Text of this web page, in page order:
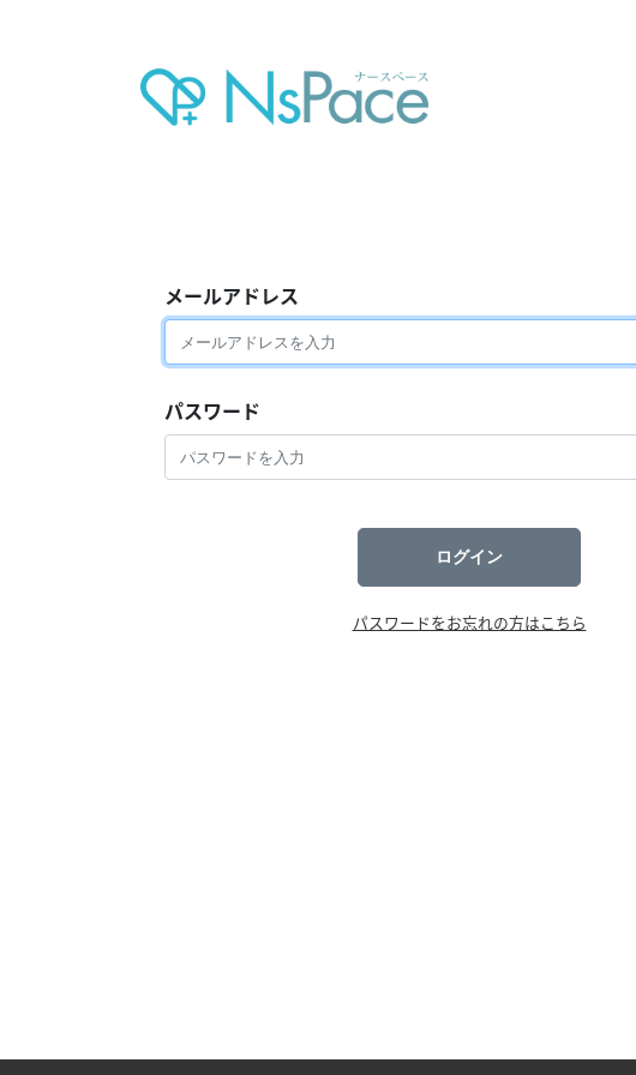
メールアドレス
パスワード
ログイン
パスワードをお忘れの方はこちら